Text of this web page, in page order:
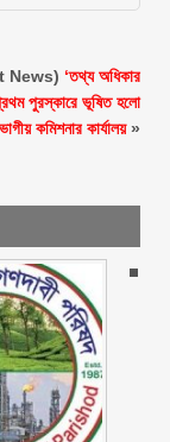
News) ‘তথ্য অধিকার
পুরস্কারে ভূষিত হলো
কমিশনার কার্যালয়»